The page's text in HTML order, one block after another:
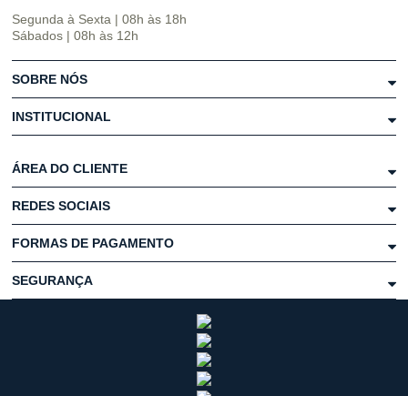
Segunda à Sexta | 08h às 18h
Sábados | 08h às 12h
SOBRE NÓS
INSTITUCIONAL
ÁREA DO CLIENTE
REDES SOCIAIS
FORMAS DE PAGAMENTO
SEGURANÇA